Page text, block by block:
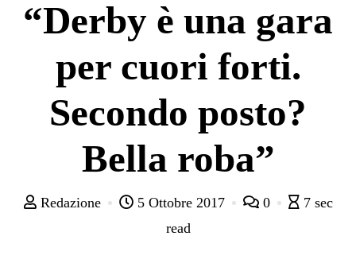
“Derby è una gara
per cuori forti.
Secondo posto?
Bella roba”
Redazione 5 Ottobre 2017 0
7 sec
read